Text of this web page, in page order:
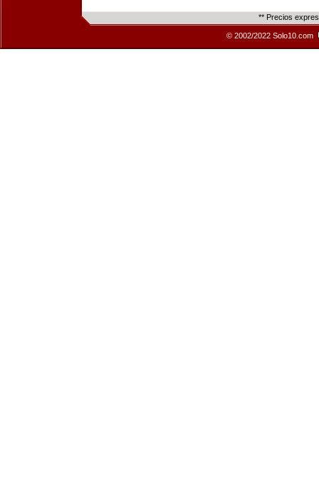
** Precios
© 2002/2022 Solo10.com